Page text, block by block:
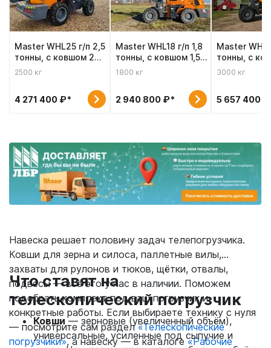
Master WHL25 г/п 2,5
тонны, с ковшом 2
м³, высота подъема
2500 кг
4 271 400 ₽*
Master WHL18 г/п 1,8
тонны, с ковшом 1,5
м³, высота подъема
1800 кг
2 940 800 ₽*
Master
тонны, с ковшом 2,5
м3, высота
3000 кг
5 657 400
Навеска решает половину задач телепогрузчика.
Ковши для зерна и силоса, паллетные вилы,
захваты для рулонов и тюков, щётки, отвалы,
подвесы — всё это у нас в наличии. Поможем
подобрать комплект под ваш погрузчик и
конкретные работы. Если выбираете технику с нуля
— посмотрите сам раздел«Телескопические
погрузчики», а навеску — в каталоге«Рабочие
Что ставят на
телескопический погрузчик
Ковши — зерновые (увеличенный объём),
универсальные, усиленные под сыпучие и